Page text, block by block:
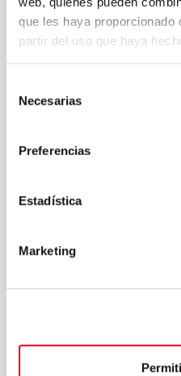
que les haya proporcionado
partir del uso que haya
Necesarias
Preferencias
Estadística
Marketing